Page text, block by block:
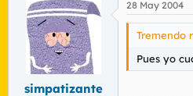
simpatizante
28 May 2004
Tremendo
Pues yo